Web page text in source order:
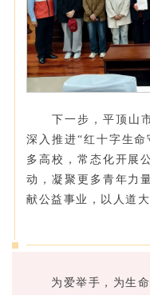
下一步，平顶山
深入推进“红十字生
多高校，常态化开展
动，凝聚更多青年力
献公益事业，以人道
为爱举手，为生